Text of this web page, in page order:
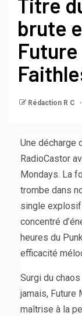
brute
Rédaction R C
Une décharge
RadioCastor
Mondays. La
trombe dans
single explosif
concentré
heures du
efficacité
Surgi du
jamais, Future
maîtrise à la